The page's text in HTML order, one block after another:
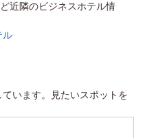
近隣のビジネスホテル情
ル
います。見たいスポットを